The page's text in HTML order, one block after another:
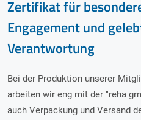
Zertifikat für
Engagement und
Verantwortung
Bei der Produktion unserer
arbeiten wir eng mit der "reha
auch Verpackung und Versand